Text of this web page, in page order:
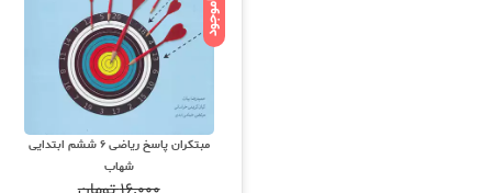
ناموجود
مبتکران پاسخ ریاضی 6 ششم ابتدایی
شهاب